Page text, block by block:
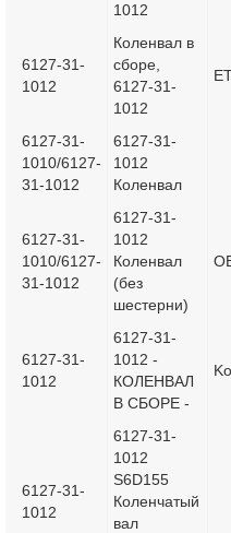
1012
6127-31-
1012
Коленвал в
сборе,
6127-31-
1012
6127-31-
1010/6127-
31-1012
6127-31-
1012
Коленвал
6127-31-
1010/6127-
31-1012
6127-31-
1012
Коленвал
(без
шестерни)
6127-31-
1012
6127-31-
1012 -
КОЛЕНВАЛ
В СБОРЕ -
6127-31-
1012
6127-31-
1012
S6D155
Коленчатый
вал